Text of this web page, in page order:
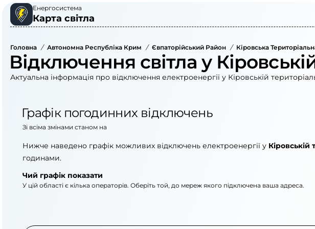
Енергосистема
Карта світла
Головна / Автономна Республіка Крим / Євпаторійський Район / Кіровська
Відключення світла у
Актуальна інформація про відключення електроенергії у Кіровській
Графік погодинних відключень
Зі всіма змінами станом на
Нижче наведено графік можливих відключень електроенергії у Кіровській
годинами.
Чий графік показати
У цій області є кілька операторів. Оберіть той, до мереж якого підключена ваша адреса.